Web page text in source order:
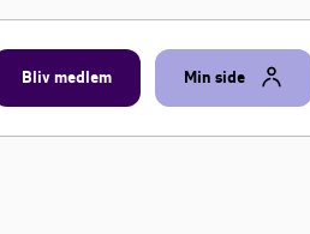
Bliv medlem Min side